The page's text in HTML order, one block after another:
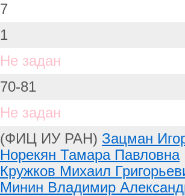
7
1
Не задан
70-81
Не задан
(ФИЦ ИУ РАН) Зацман
Норекян Тамара Павловна
Кружков Михаил
Минин Владимир